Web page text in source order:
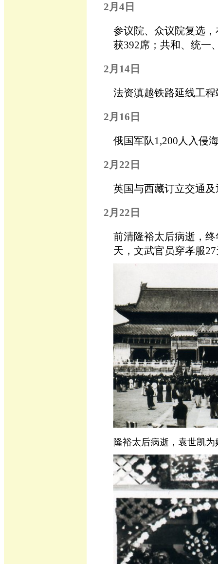
2月4日
参议院、众议院复选
获392席；共和、统一
2月14日
法资滇越铁路延线工
2月16日
俄国军队1,200人入侵
2月22日
英国与西藏订立交通
2月22日
前清隆裕太后病逝，
天，文武官员穿孝服
隆裕太后病逝，袁世凯